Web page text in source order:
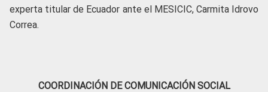
experta titular de Ecuador ante el MESICIC, Carmita Idrovo
Correa.
COORDINACIÓN DE COMUNICACIÓN SOCIAL